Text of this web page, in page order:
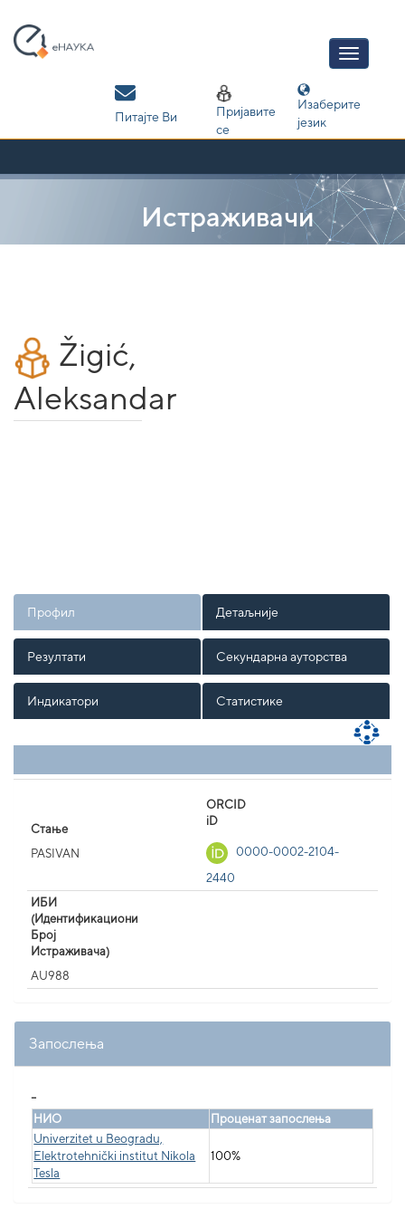
navigation
Питајте Ви
Пријавите
се
Изаберите
језик
Истраживачи
Žigić,
Aleksandar
Профил Детаљније
Резултати Секундарна ауторства
Индикатори Статистике
Стање
PASIVAN
ORCID
iD
0000-0002-2104-
2440
ИБИ
(Идентификациони
Број
Истраживача)
AU988
Запослења
НИО
Проценат запослења
Univerzitet u Beogradu,
Elektrotehnički institut Nikola
Tesla
100%